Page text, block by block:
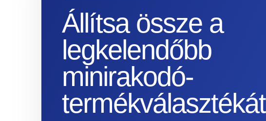
Állítsa össze a
legkelendőbb
minirakodó-
termékválasztékát